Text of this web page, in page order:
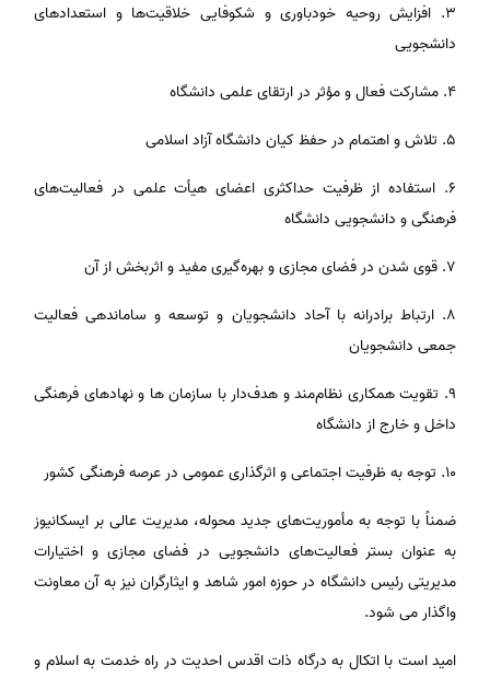
۳. افزایش روحیه خودباوری و شکوفایی خلاقیت‌ها و استعدادهای
دانشجویی
۴. مشارکت فعال و مؤثر در ارتقای علمی دانشگاه
۵. تلاش و اهتمام در حفظ کیان دانشگاه آزاد اسلامی
۶. استفاده از ظرفیت حداکثری اعضای هیأت علمی در فعالیت‌های
فرهنگی و دانشجویی دانشگاه
۷. قوی شدن در فضای مجازی و بهره‌گیری مفید و اثربخش از آن
۸. ارتباط برادرانه با آحاد دانشجویان و توسعه و ساماندهی فعالیت
جمعی دانشجویان
۹. تقویت همکاری نظام‌مند و هدف‌دار با سازمان ها و نهادهای فرهنگی
داخل و خارج از دانشگاه
۱۰. توجه به ظرفیت اجتماعی و اثرگذاری عمومی در عرصه فرهنگی کشور
ضمناً با توجه به مأموریت‌های جدید محوله، مدیریت عالی بر ایسکانیوز
به عنوان بستر فعالیت‌های دانشجویی در فضای مجازی و اختیارات
مدیریتی رئیس دانشگاه در حوزه امور شاهد و ایثارگران نیز به آن معاونت
واگذار می شود.
امید است با اتکال به درگاه ذات اقدس احدیت در راه خدمت به اسلام و